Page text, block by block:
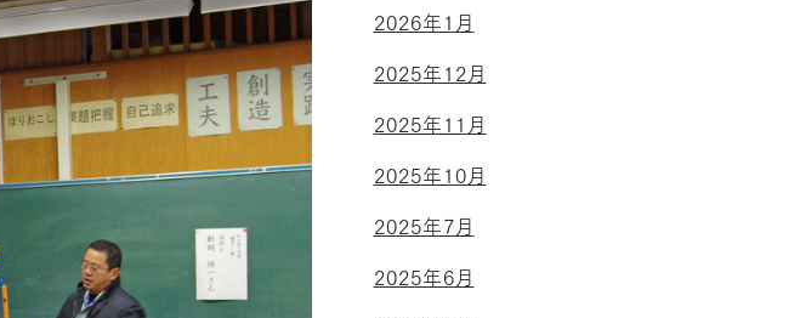
2026年1月
2025年12月
2025年11月
2025年10月
2025年7月
2025年6月